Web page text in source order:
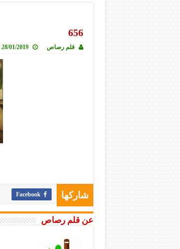
656
قلم رصاص 28/01/2019
شاركها Facebook
عن قلم رصاص